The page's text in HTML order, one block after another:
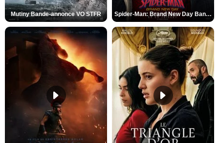
Mutiny Bande-annonce VO STFR Spider-Man: Brand New Day Bande-annonce VO STFR